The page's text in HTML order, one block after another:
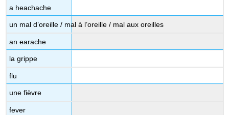
et
les
À
a heachache
un mal d’oreille / mal à l’oreille / mal aux oreilles
an earache
la grippe
flu
une fièvre
fever